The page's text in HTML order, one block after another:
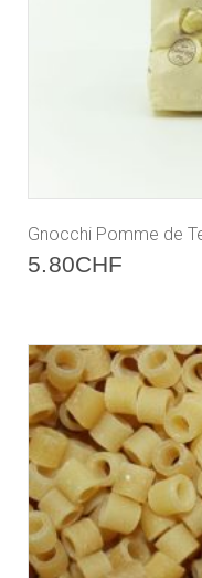
Gnocchi Pomme de
5.80CHF